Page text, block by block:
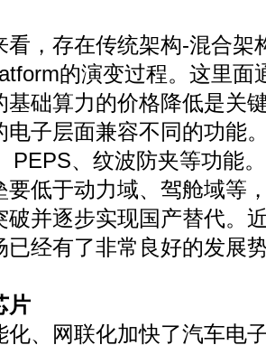
看，存在传统架构-混合架
的演变过程。这里面
基础算力的价格降低是关
电子层面兼容不同的功能
PEPS、纹波防夹等功能
要低于动力域、驾舱域等
破并逐步实现国产替代。
已经有了非常良好的发展
片
化、网联化加快了汽车电